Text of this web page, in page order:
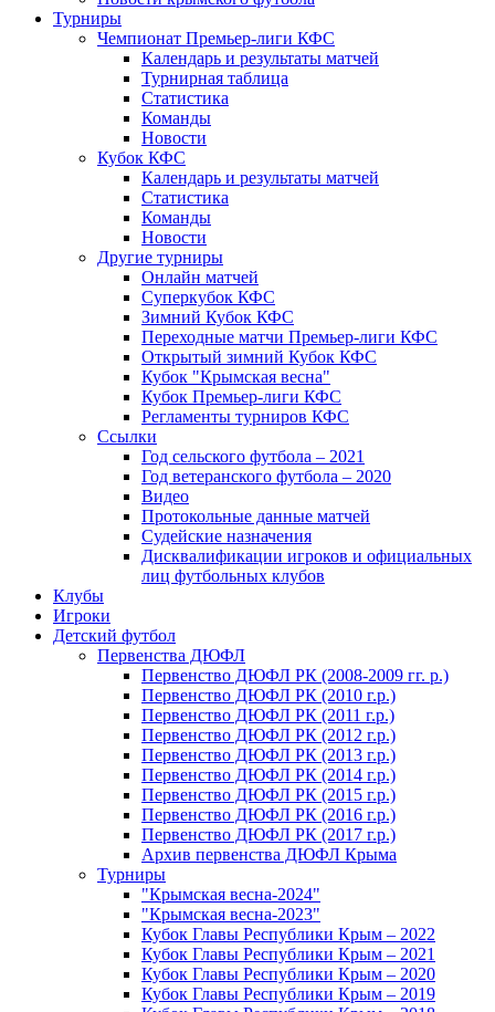
Турниры
Чемпионат Премьер-лиги КФС
Календарь и результаты матчей
Турнирная таблица
Статистика
Команды
Новости
Кубок КФС
Календарь и результаты матчей
Статистика
Команды
Новости
Другие турниры
Онлайн матчей
Суперкубок КФС
Зимний Кубок КФС
Переходные матчи Премьер-лиги КФС
Открытый зимний Кубок КФС
Кубок "Крымская весна"
Кубок Премьер-лиги КФС
Регламенты турниров КФС
Ссылки
Год сельского футбола – 2021
Год ветеранского футбола – 2020
Видео
Протокольные данные матчей
Судейские назначения
Дисквалификации игроков и официальных
лиц футбольных клубов
Клубы
Игроки
Детский футбол
Первенства ДЮФЛ
Первенство ДЮФЛ РК (2008-2009 гг. р.)
Первенство ДЮФЛ РК (2010 г.р.)
Первенство ДЮФЛ РК (2011 г.р.)
Первенство ДЮФЛ РК (2012 г.р.)
Первенство ДЮФЛ РК (2013 г.р.)
Первенство ДЮФЛ РК (2014 г.р.)
Первенство ДЮФЛ РК (2015 г.р.)
Первенство ДЮФЛ РК (2016 г.р.)
Первенство ДЮФЛ РК (2017 г.р.)
Архив первенства ДЮФЛ Крыма
Турниры
"Крымская весна-2024"
"Крымская весна-2023"
Кубок Главы Республики Крым – 2022
Кубок Главы Республики Крым – 2021
Кубок Главы Республики Крым – 2020
Кубок Главы Республики Крым – 2019